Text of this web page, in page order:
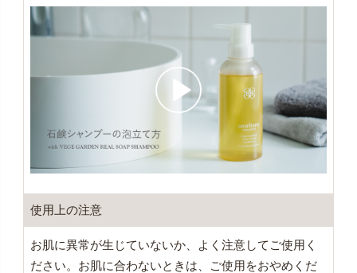
使用上の注意
お肌に異常が生じていないか、よく注意してご使用く
ださい。お肌に合わないときは、ご使用をおやめくだ